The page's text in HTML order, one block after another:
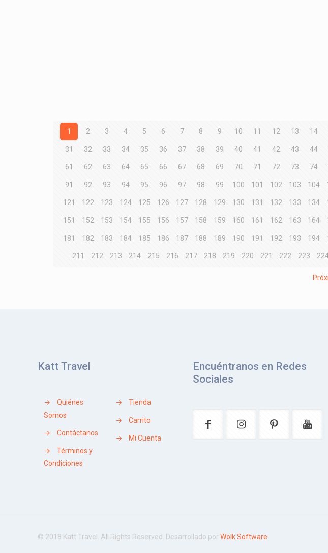
1 2 3 4 5 6 7 8 9 10 11 12 13 14
31 32 33 34 35 36 37 38 39 40 41 42 43 44
61 62 63 64 65 66 67 68 69 70 71 72 73 74
91 92 93 94 95 96 97 98 99 100 101 102 103 104
121 122 123 124 125 126 127 128 129 130 131 132 133 134
151 152 153 154 155 156 157 158 159 160 161 162 163 164
181 182 183 184 185 186 187 188 189 190 191 192 193 194
211 212 213 214 215 216 217 218 219 220 221 222 223
Katt Travel
→
Quiénes
Somos
→ Contáctanos
→
Términos y
Condiciones
→ Tienda
→ Carrito
→ Mi Cuenta
Encuéntranos en Redes
Sociales
© 2018 Katt Travel. All Rights Reserved. Desarrollado por Wolk Software